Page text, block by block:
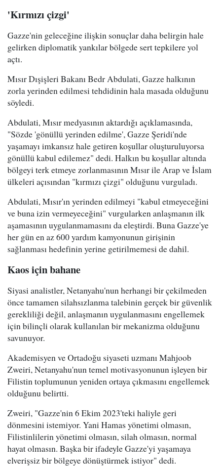
'Kırmızı çizgi'
Gazze'nin geleceğine ilişkin sonuçlar daha belirgin hale
gelirken diplomatik yankılar bölgede sert tepkilere yol
açtı.
Mısır Dışişleri Bakanı Bedr Abdulati, Gazze halkının
zorla yerinden edilmesi tehdidinin hala masada olduğunu
söyledi.
Abdulati, Mısır medyasının aktardığı açıklamasında,
"Sözde 'gönüllü yerinden edilme', Gazze Şeridi'nde
yaşamayı imkansız hale getiren koşullar oluşturuluyorsa
gönüllü kabul edilemez" dedi. Halkın bu koşullar altında
bölgeyi terk etmeye zorlanmasının Mısır ile Arap ve İslam
ülkeleri açısından "kırmızı çizgi" olduğunu vurguladı.
Abdulati, Mısır'ın yerinden edilmeyi "kabul etmeyeceğini
ve buna izin vermeyeceğini" vurgularken anlaşmanın ilk
aşamasının uygulanmamasını da eleştirdi. Buna Gazze'ye
her gün en az 600 yardım kamyonunun girişinin
sağlanması hedefinin yerine getirilmemesi de dahil.
Kaos için bahane
Siyasi analistler, Netanyahu'nun herhangi bir çekilmeden
önce tamamen silahsızlanma talebinin gerçek bir güvenlik
gerekliliği değil, anlaşmanın uygulanmasını engellemek
için bilinçli olarak kullanılan bir mekanizma olduğunu
savunuyor.
Akademisyen ve Ortadoğu siyaseti uzmanı Mahjoob
Zweiri, Netanyahu'nun temel motivasyonunun işleyen bir
Filistin toplumunun yeniden ortaya çıkmasını engellemek
olduğunu belirtti.
Zweiri, "Gazze'nin 6 Ekim 2023'teki haliyle geri
dönmesini istemiyor. Yani Hamas yönetimi olmasın,
Filistinlilerin yönetimi olmasın, silah olmasın, normal
hayat olmasın. Başka bir ifadeyle Gazze'yi yaşamaya
elverişsiz bir bölgeye dönüştürmek istiyor" dedi.